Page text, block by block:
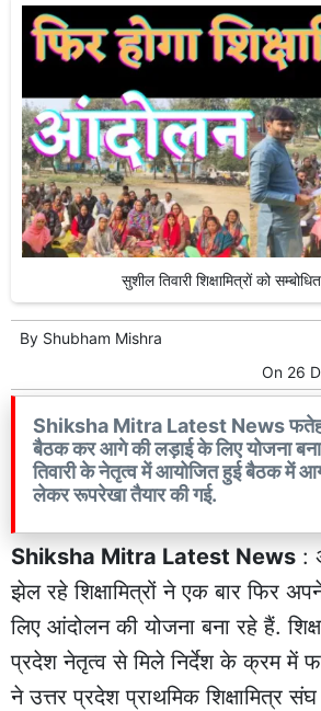
सुशील तिवारी शिक्षामित्रों को
By Shubham Mishra
On 26
Shiksha Mitra Latest News फतेहपुर
बैठक कर आगे की लड़ाई के लिए योजना
तिवारी के नेतृत्व में आयोजित हुई बैठक में
लेकर रूपरेखा तैयार की गई.
Shiksha Mitra Latest News :
झेल रहे शिक्षामित्रों ने एक बार फिर
लिए आंदोलन की योजना बना रहे हैं.
प्रदेश नेतृत्व से मिले निर्देश के क्रम में
ने उत्तर प्रदेश प्राथमिक शिक्षामित्र